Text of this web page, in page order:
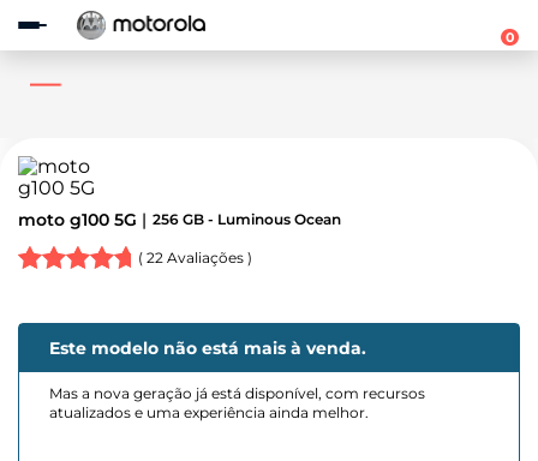
Observação:
este
site
acessibilidade.
0
moto g100 5G 256 GB - Luminous Ocean
( 22 Avaliações )
Este modelo não está mais à venda.
Mas a nova geração já está disponível, com recursos
atualizados e uma experiência ainda melhor.